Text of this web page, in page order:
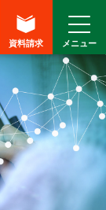
資料請求